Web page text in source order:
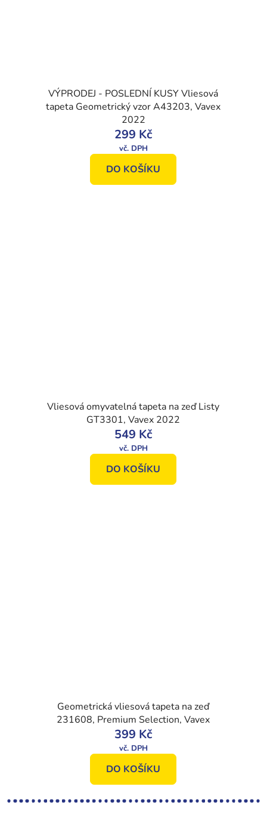
VÝPRODEJ - POSLEDNÍ KUSY Vliesová
tapeta Geometrický vzor A43203, Vavex
2022
299 Kč
DO KOŠÍKU
Vliesová omyvatelná tapeta na zeď Listy
GT3301, Vavex 2022
549 Kč
DO KOŠÍKU
Geometrická vliesová tapeta na zeď
231608, Premium Selection, Vavex
399 Kč
DO KOŠÍKU